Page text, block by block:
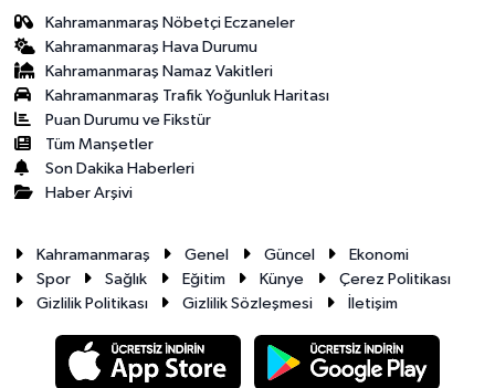
Kahramanmaraş Nöbetçi Eczaneler
Kahramanmaraş Hava Durumu
Kahramanmaraş Namaz Vakitleri
Kahramanmaraş Trafik Yoğunluk Haritası
Puan Durumu ve Fikstür
Tüm Manşetler
Son Dakika Haberleri
Haber Arşivi
Kahramanmaraş Genel Güncel
Ekonomi
Spor
Sağlık Eğitim Künye
Çerez Politikası
Gizlilik Politikası
Gizlilik Sözleşmesi İletişim